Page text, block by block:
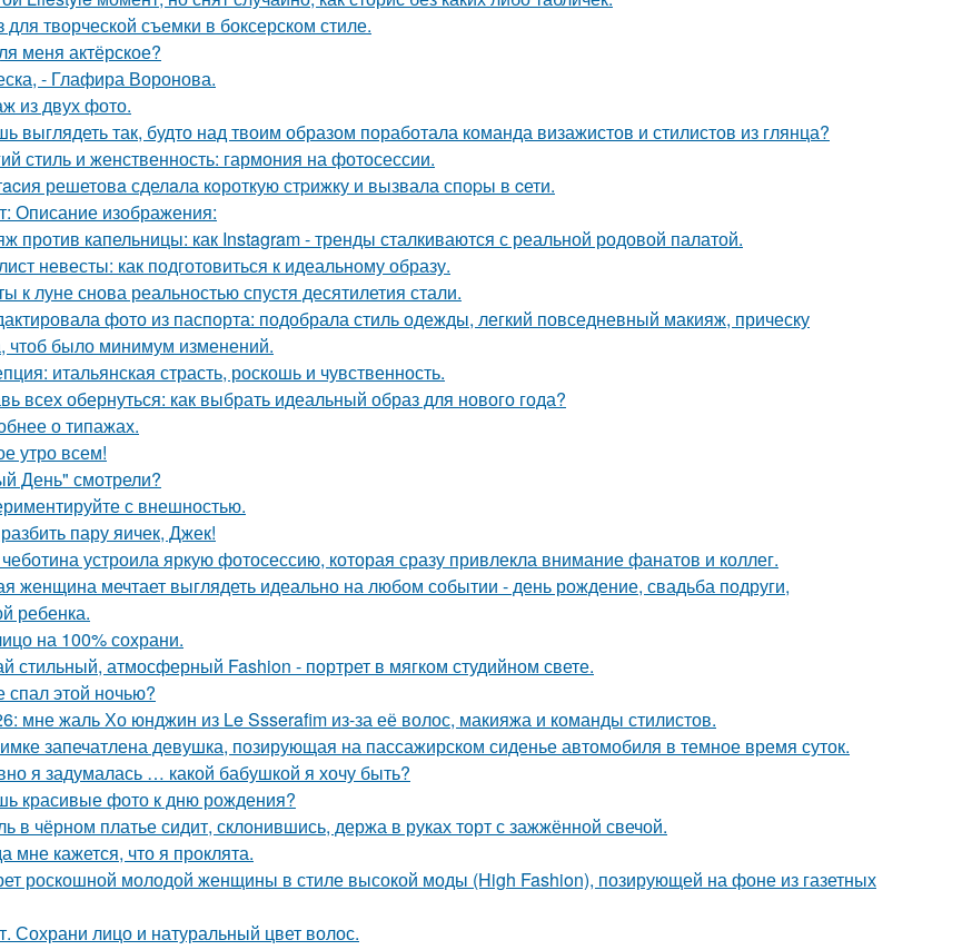
для творческой съемки в боксерском стиле.
меня актёрское?
- Глафира Воронова.
из двух фото.
выглядеть так, будто над твоим образом поработала команда визажистов и стилистов из глянца?
стиль и женственность: гармония на фотосессии.
решетовa сделaла кoроткую стpижку и вызвала споpы в cети.
Описание изображения:
против капельницы: как Instagram - тренды сталкиваются с реальной родовой палатой.
невесты: как подготовиться к идеальному образу.
к луне снова реальностью спустя десятилетия стали.
фото из паспорта: подобрала стиль одежды, легкий повседневный макияж, прическу
чтоб было минимум изменений.
итальянская страсть, роскошь и чувственность.
всех обернуться: как выбрать идеальный образ для нового года?
о типажах.
утро всем!
День" смотрели?
с внешностью.
пару яичек, Джек!
устроила яркую фотосессию, которая сразу привлекла внимание фанатов и коллег.
женщина мечтает выглядеть идеально на любом событии - день рождение, свадьба подруги,
ребенка.
на 100% сохрани.
стильный, атмосферный Fashion - портрет в мягком студийном свете.
спал этой ночью?
мне жаль Хо юнджин из Le Ssserafim из-за её волос, макияжа и команды стилистов.
запечатлена девушка, позирующая на пассажирском сиденье автомобиля в темное время суток.
я задумалась … какой бабушкой я хочу быть?
красивые фото к дню рождения?
в чёрном платье сидит, склонившись, держа в руках торт с зажжённой свечой.
мне кажется, что я проклята.
роскошной молодой женщины в стиле высокой моды (High Fashion), позирующей на фоне из газетных
Сохрани лицо и натуральный цвет волос.